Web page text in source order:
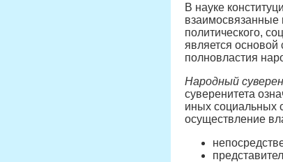
В науке
политического,
является
полновластия
Народный
суверенитета
иных социальных
осуществление